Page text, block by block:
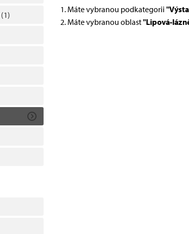
(1)
Máte vybranou podkategorii
Máte vybranou oblast"Lipová-